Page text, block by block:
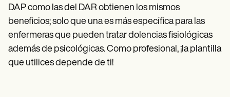
DAP como las del DAR obtienen los mismos
beneficios; solo que una es más específica para las
enfermeras que pueden tratar dolencias fisiológicas
además de psicológicas. Como profesional, ¡la plantilla
que utilices depende de ti!